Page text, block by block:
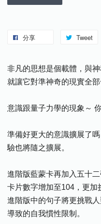
分享 Tweet
非凡的思想是個載體，與神
就讓它對準神奇的現實全部
意識跟量子力學的現象～
準備好更大的意識擴展了
驗也將隨之擴展。
進階版藍蒙卡再加入五十二
卡片數字增加至104，更加
進階版中的句子將更挑戰
導致的自我慣性限制。